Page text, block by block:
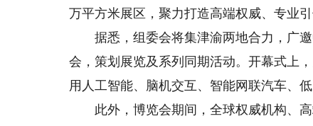
万平方米展区，聚力打造高端权威、专业
据悉，组委会将集津渝两地合力，广邀
会，策划展览及系列同期活动。开幕式上
用人工智能、脑机交互、智能网联汽车、
此外，博览会期间，全球权威机构、高